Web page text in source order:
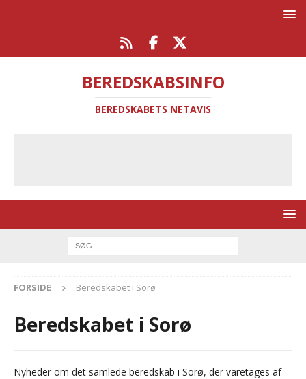
BEREDSKABSINFO
BEREDSKABETS NETAVIS
FORSIDE Beredskabet i Sorø
Beredskabet i Sorø
Nyheder om det samlede beredskab i Sorø, der varetages af